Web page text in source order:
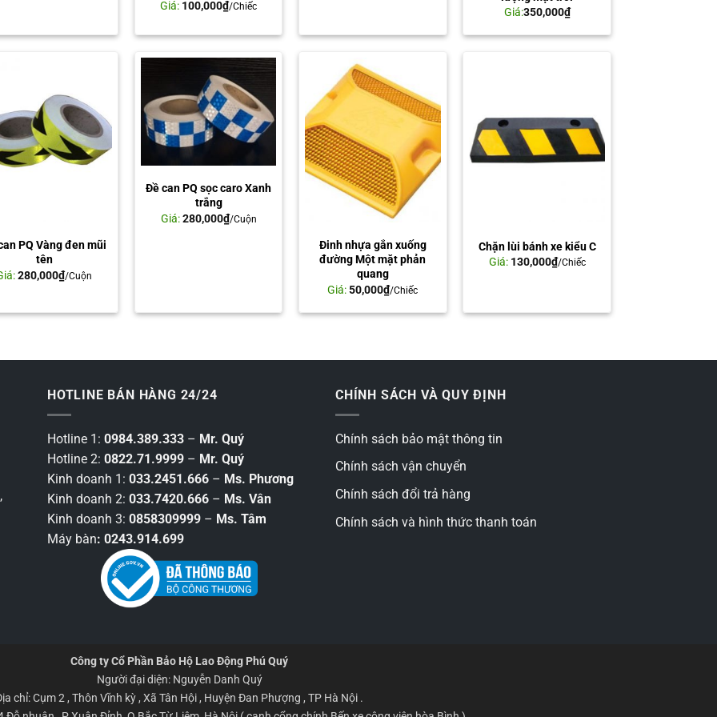
Giá: 100,000₫/Chiếc
Giá:350,000₫
PQ Vàng đen mũi
tên
280,000₫/Cuộn
Đề can PQ sọc caro Xanh
trắng
Giá:280,000₫/Cuộn
Đinh nhựa gắn xuống
đường Một mặt phản
quang
Giá:50,000₫/Chiếc
Chặn lùi bánh xe kiểu C
Giá: 130,000₫/Chiếc
HOTLINE BÁN HÀNG 24/24
Hotline 1: 0984.389.333 – Mr. Quý
Hotline 2: 0822.71.9999 – Mr. Quý
Kinh doanh 1: 033.2451.666 – Ms. Phương
Kinh doanh 2: 033.7420.666 – Ms. Vân
Kinh doanh 3: 0858309999 – Ms. Tâm
Máy bàn: 0243.914.699
CHÍNH SÁCH VÀ QUY ĐỊNH
Chính sách bảo mật thông tin
Chính sách vận chuyển
Chính sách đổi trả hàng
Chính sách và hình thức thanh toán
Công ty Cổ Phần Bảo Hộ Lao Động Phú Quý
Người đại diện: Nguyễn Danh Quý
chỉ: Cụm 2 , Thôn Vĩnh kỳ , Xã Tân Hội , Huyện Đan Phượng , TP Hà Nội .